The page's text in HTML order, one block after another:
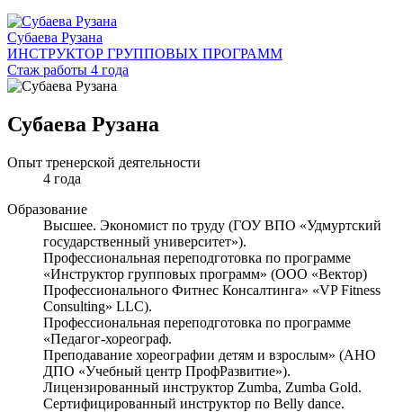
Субаева Рузана
ИНСТРУКТОР ГРУППОВЫХ ПРОГРАММ
Стаж работы 4 года
Субаева Рузана
Опыт тренерской деятельности
4 года
Образование
Высшее. Экономист по труду (ГОУ ВПО «Удмуртский
государственный университет»).
Профессиональная переподготовка по программе
«Инструктор групповых программ» (ООО «Вектор)
Профессионального Фитнес Консалтинга» «VP Fitness
Consulting» LLC).
Профессиональная переподготовка по программе
«Педагог-хореограф.
Преподавание хореографии детям и взрослым» (АНО
ДПО «Учебный центр ПрофРазвитие»).
Лицензированный инструктор Zumba, Zumba Gold.
Сертифицированный инструктор по Belly dance.